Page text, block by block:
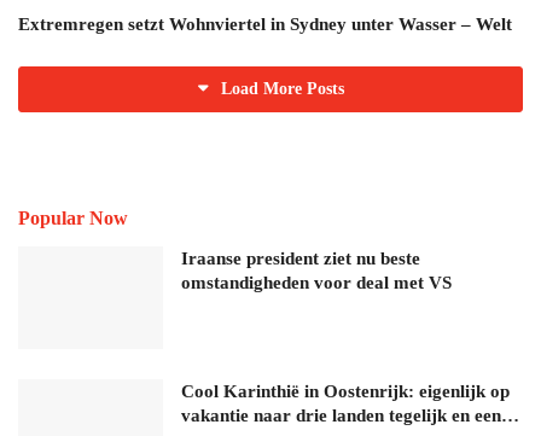
Extremregen setzt Wohnviertel in Sydney unter Wasser – Welt
Load More Posts
Popular Now
Iraanse president ziet nu beste
omstandigheden voor deal met VS
Cool Karinthië in Oostenrijk: eigenlijk op
vakantie naar drie landen tegelijk en een…